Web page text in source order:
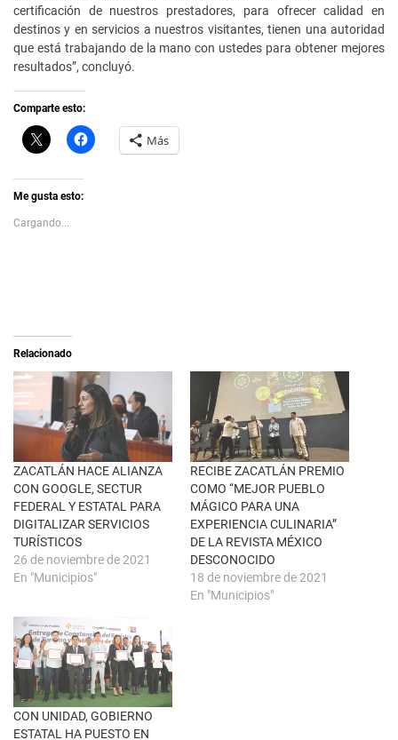
certificación de nuestros prestadores, para ofrecer calidad en
destinos y en servicios a nuestros visitantes, tienen una autoridad
que está trabajando de la mano con ustedes para obtener mejores
resultados”, concluyó.
Comparte esto:
C
l
k
t
s
h
e
b
r
n
u
n
a
e
n
t
a
n
a
n
u
v
a
)
H
a
e
n
F
a
c
e
b
o
o
k
(
S
e
a
b
e
n
u
e
n
t
a
n
a
n
u
e
Más
Me gusta esto:
Cargando...
Relacionado
ZACATLÁN HACE ALIANZA
CON GOOGLE, SECTUR
FEDERAL Y ESTATAL PARA
DIGITALIZAR SERVICIOS
TURÍSTICOS
26 de noviembre de 2021
En "Municipios"
RECIBE ZACATLÁN PREMIO
COMO “MEJOR PUEBLO
MÁGICO PARA UNA
EXPERIENCIA CULINARIA”
DE LA REVISTA MÉXICO
DESCONOCIDO
18 de noviembre de 2021
En "Municipios"
CON UNIDAD, GOBIERNO
ESTATAL HA PUESTO EN